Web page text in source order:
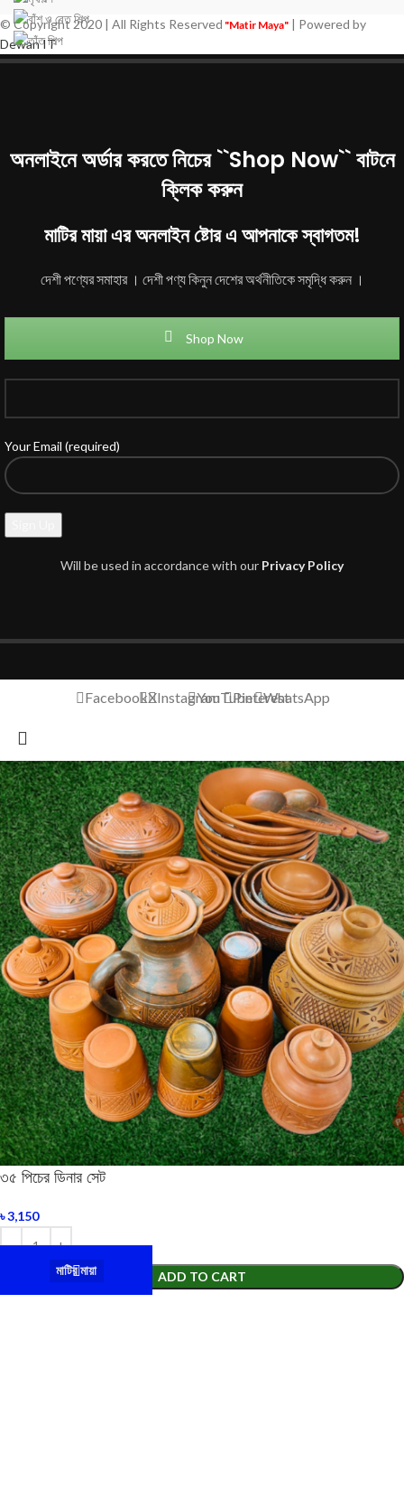
মাটির মায়া
© Copyright 2020 | All Rights Reserved "Matir Maya" | Powered by
Dewan IT
অনলাইনে অর্ডার করতে নিচের ``Shop Now`` বাটনে
ক্লিক করুন
মাটির মায়া এর অনলাইন ষ্টোর এ আপনাকে স্বাগতম!
দেশী পণ্যের সমাহার । দেশী পণ্য কিনুন দেশের অর্থনীতিকে সমৃদ্ধি করুন ।
Shop Now
Your Email (required)
Will be used in accordance with our Privacy Policy
FacebookXInstagramYouTubePinterestWhatsApp
৩৫ পিচের ডিনার সেট
৳3,150
ADD TO CART